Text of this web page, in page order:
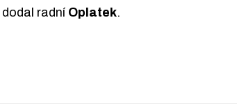
dodal radní Oplatek.